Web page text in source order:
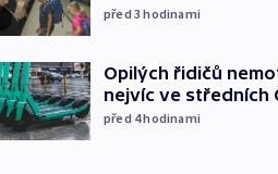
před 3hodinami
Opilých řidičů
nejvíc ve středních
před 4hodinami